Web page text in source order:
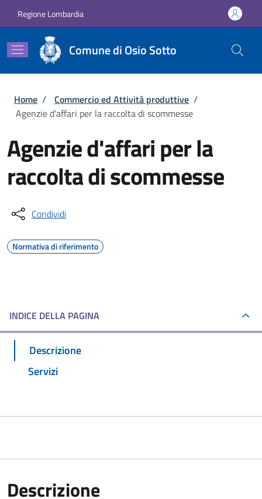
Regione Lombardia
Comune di Osio Sotto
Briciole di pane
Home / Commercio ed Attività produttive /
Agenzie d'affari per la raccolta di scommesse
Agenzie d'affari per la
raccolta di scommesse
Condividi
Normativa di riferimento
INDICE DELLA PAGINA
Descrizione
Servizi
Descrizione